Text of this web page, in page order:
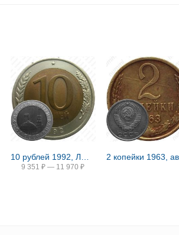
9 351 ₽ — 11 970 ₽